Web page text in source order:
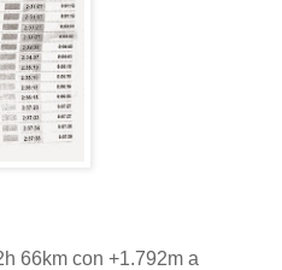
66km con +1.792m a